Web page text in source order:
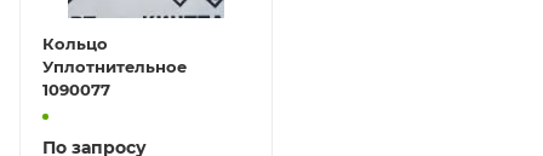
Кольцо
Уплотнительное
1090077
По запросу